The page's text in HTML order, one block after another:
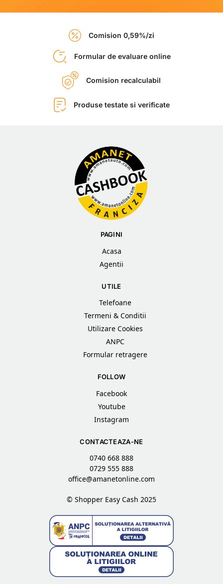
Comision 0,59%/zi
Formular de evaluare online
Comision recalculabil
Produse testate si verificate
PAGINI
Acasa
Agentii
UTILE
Telefoane
Termeni & Conditii
Utilizare Cookies
ANPC
Formular retragere
FOLLOW
Facebook
Youtube
Instagram
CONTACTEAZA-NE
0740 668 888
0729 555 888
office@amanetonline.com
© Shopper Easy Cash 2025